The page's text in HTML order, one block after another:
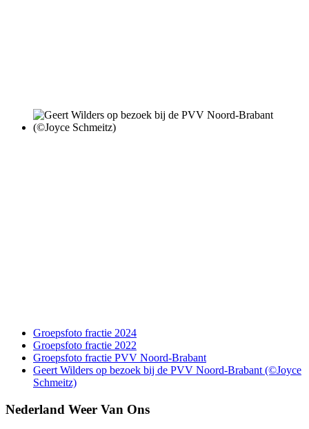
Groepsfoto fractie 2024
Groepsfoto fractie 2022
Groepsfoto fractie PVV Noord-Brabant
Geert Wilders op bezoek bij de PVV Noord-Brabant (©Joyce
Schmeitz)
Nederland Weer Van Ons